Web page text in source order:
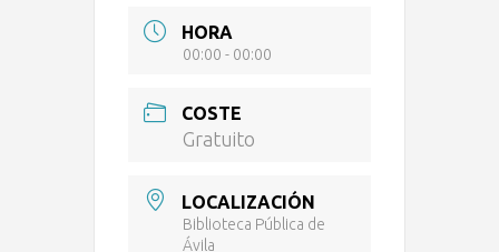
HORA
00:00 - 00:00
COSTE
Gratuito
LOCALIZACIÓN
Biblioteca Pública de
Ávila